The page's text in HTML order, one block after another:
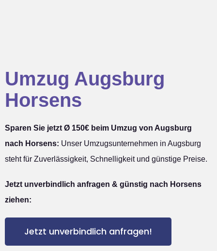
Umzug Augsburg
Horsens
Sparen Sie jetzt Ø 150€ beim Umzug von Augsburg
nach Horsens: Unser Umzugsunternehmen in Augsburg
steht für Zuverlässigkeit, Schnelligkeit und günstige Preise.
Jetzt unverbindlich anfragen & günstig nach Horsens
ziehen:
Jetzt unverbindlich anfragen!